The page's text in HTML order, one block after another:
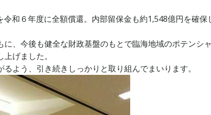
和６年度に全額償還。内部留保金も約1,548億円を確保
、今後も健全な財政基盤のもとで臨海地域のポテンシ
げました。
よう、引き続きしっかりと取り組んでまいります。